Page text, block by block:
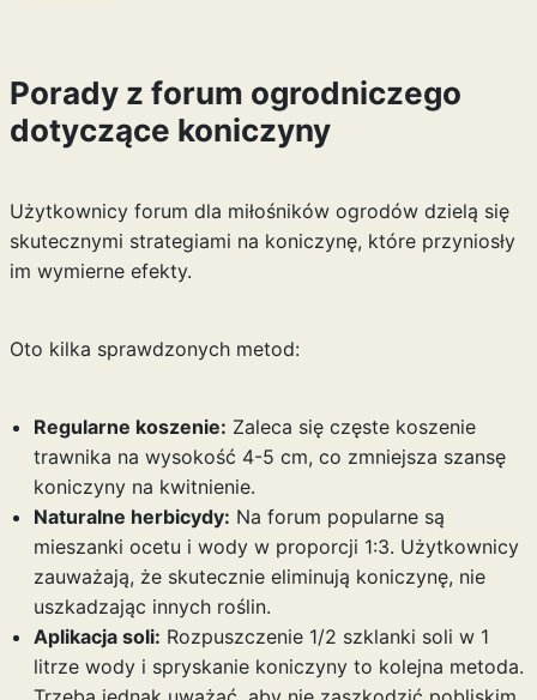
Porady z forum ogrodniczego
dotyczące koniczyny
Użytkownicy forum dla miłośników ogrodów dzielą się
skutecznymi strategiami na koniczynę, które przyniosły
im wymierne efekty.
Oto kilka sprawdzonych metod:
Regularne koszenie: Zaleca się częste koszenie
trawnika na wysokość 4-5 cm, co zmniejsza szansę
koniczyny na kwitnienie.
Naturalne herbicydy: Na forum popularne są
mieszanki ocetu i wody w proporcji 1:3. Użytkownicy
zauważają, że skutecznie eliminują koniczynę, nie
uszkadzając innych roślin.
Aplikacja soli: Rozpuszczenie 1/2 szklanki soli w 1
litrze wody i spryskanie koniczyny to kolejna metoda.